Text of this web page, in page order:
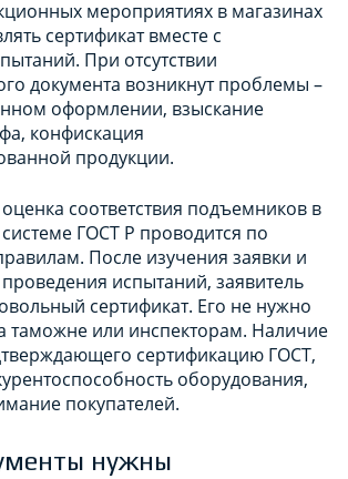
мероприятиях в магазинах
сертификат вместе с
При отсутствии
документа возникнут проблемы –
оформлении, взыскание
конфискация
продукции.
соответствия подъемников в
ГОСТ Р проводится по
После изучения заявки и
испытаний, заявитель
сертификат. Его не нужно
таможне или инспекторам. Наличие
сертификацию ГОСТ,
оборудования,
покупателей.
нужны